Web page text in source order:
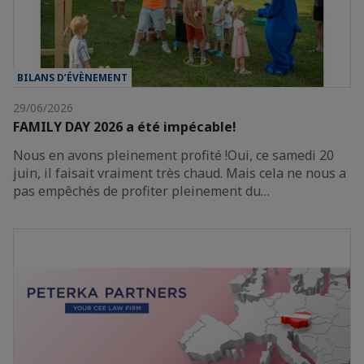
BILANS D’ÉVÈNEMENT
29/06/2026
FAMILY DAY 2026 a été impécable!
Nous en avons pleinement profité !Oui, ce samedi 20
juin, il faisait vraiment très chaud. Mais cela ne nous a
pas empêchés de profiter pleinement du…